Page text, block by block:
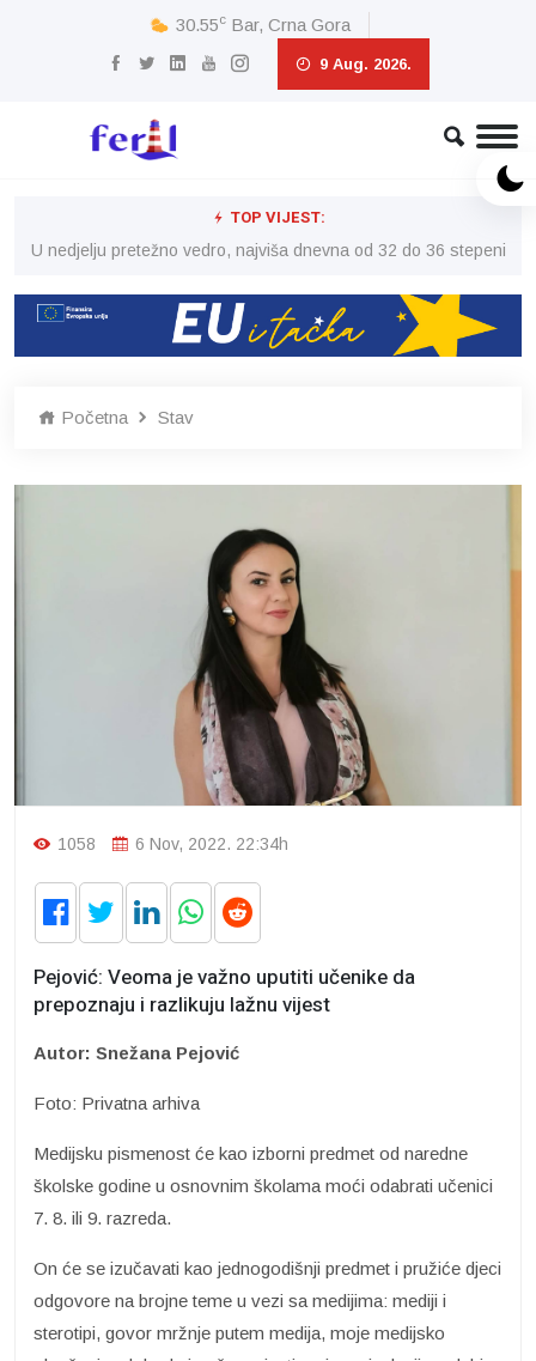
30.55c Bar, Crna Gora
9 Aug. 2026.
TOP VIJEST:
U nedjelju pretežno vedro, najviša dnevna od 32 do 36 stepeni
Početna Stav
1058 6 Nov, 2022. 22:34h
Pejović: Veoma je važno uputiti učenike da
prepoznaju i razlikuju lažnu vijest
Autor: Snežana Pejović
Foto: Privatna arhiva
Medijsku pismenost će kao izborni predmet od naredne
školske godine u osnovnim školama moći odabrati učenici
7. 8. ili 9. razreda.
On će se izučavati kao jednogodišnji predmet i pružiće djeci
odgovore na brojne teme u vezi sa medijima: mediji i
sterotipi, govor mržnje putem medija, moje medijsko